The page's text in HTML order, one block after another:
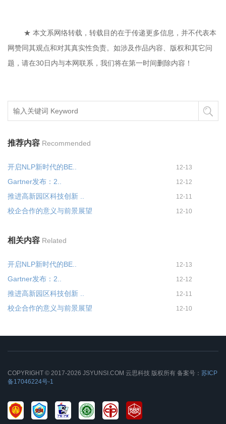
★ 本文系网络转载，转载目的在于传递更多信息，并不代表本
网赞同其观点和对其真实性负责。如涉及作品内容、版权和其它问
题，请在30日内与本网联系，我们将在第一时间删除内容！
推荐内容 Recommended
开启NLP新时代的BE.. 12-13
Gartner发布：2.. 12-12
推进高新园区科技创新 .. 12-11
校企合作的意义与前景展望 12-10
相关内容 Related
开启NLP新时代的BE.. 12-13
Gartner发布：2.. 12-12
推进高新园区科技创新 .. 12-11
校企合作的意义与前景展望 12-10
COPYRIGHT © 2017-2026 JSYUNSI.COM 云思科技 版权所有 备案号： 苏ICP
备17046224号-1